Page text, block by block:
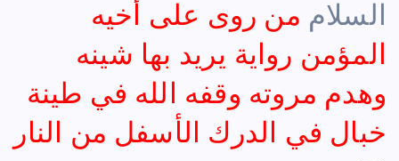
السلام من روى على أخيه
المؤمن رواية يريد بها شينه
وهدم مروته وقفه الله في طينة
خبال في الدرك الأسفل من النار